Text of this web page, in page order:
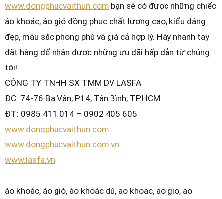
www.dongphucvaithun.com bạn sẽ có được những chiếc
áo khoác, áo gió đồng phục chất lượng cao, kiểu dáng
đẹp, màu sắc phong phú và giá cả hợp lý. Hãy nhanh tay
đặt hàng để nhận được những ưu đãi hấp dẫn từ chúng
tôi!
CÔNG TY TNHH SX TMM DV LASFA
ĐC: 74-76 Ba Vân, P14, Tân Bình, TP.HCM
ĐT: 0985 411 014 – 0902 405 605
www.dongphucvaithun.com
www.dongphucvaithun.com.vn
www.lasfa.vn
áo khoác, áo gió, áo khoác dù, ao khoac, ao gio, ao